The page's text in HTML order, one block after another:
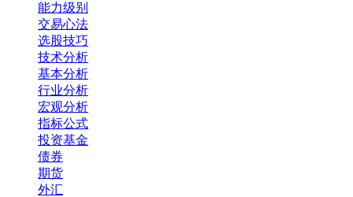
能力级别
交易心法
选股技巧
技术分析
基本分析
行业分析
宏观分析
指标公式
投资基金
债券
期货
外汇